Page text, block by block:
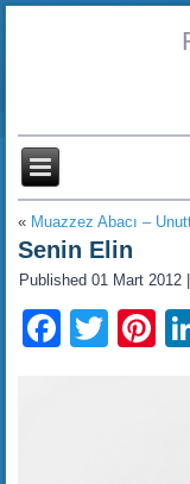
« Muazzez Abacı –
Senin Elin
Published 01 Mart 2012